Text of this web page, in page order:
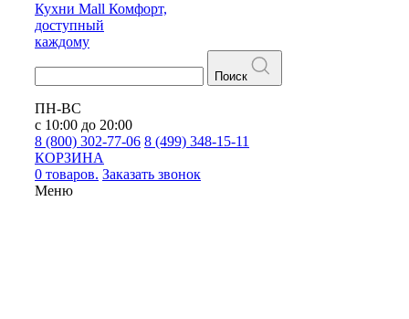
Кухни Mall Комфорт,
доступный
каждому
Поиск
ПН-ВС
с 10:00 до 20:00
8 (800) 302-77-06 8 (499) 348-15-11
КОРЗИНА
0 товаров. Заказать звонок
Меню